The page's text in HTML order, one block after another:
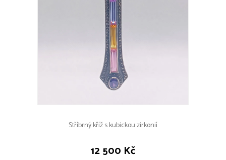
Stříbrný kříž s kubickou zirkonií
12 500 Kč